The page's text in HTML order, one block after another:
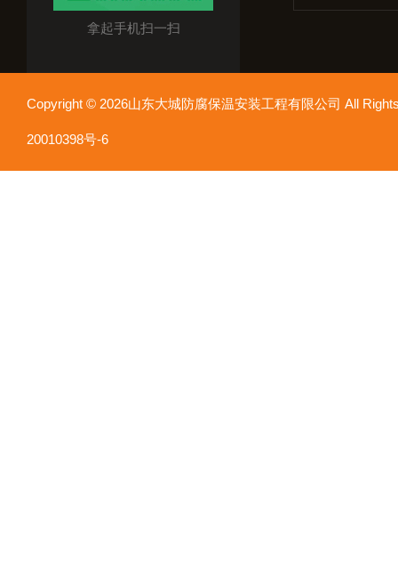
拿起手机扫一扫
Copyright © 2026山东大城防腐保温安装工程有限公司 All
20010398号-6